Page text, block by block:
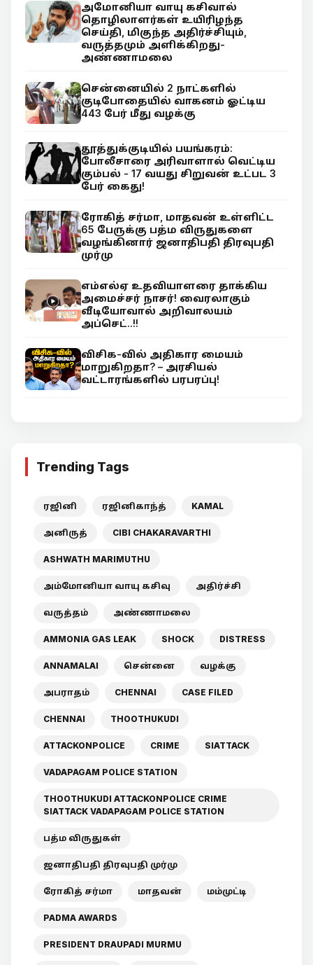
அமோனியா வாயு கசிவால்
தொழிலாளர்கள் உயிரிழந்த
செய்தி, மிகுந்த அதிர்ச்சியும்,
வருத்தமும் அளிக்கிறது-
அண்ணாமலை
சென்னையில் 2 நாட்களில்
குடிபோதையில் வாகனம் ஓட்டிய
443 பேர் மீது வழக்கு
தூத்துக்குடியில் பயங்கரம்:
போலீசாரை அரிவாளால் வெட்டிய
கும்பல் - 17 வயது சிறுவன் உட்பட 3
பேர் கைது!
ரோகித் சர்மா, மாதவன் உள்ளிட்ட
65 பேருக்கு பத்ம விருதுகளை
வழங்கினார் ஜனாதிபதி திரவுபதி
முர்மு
எம்எல்ஏ உதவியாளரை தாக்கிய
அமைச்சர் நாசர்! வைரலாகும்
வீடியோவால் அறிவாலயம்
அப்செட்..!!
விசிக-வில் அதிகார மையம்
மாறுகிறதா? – அரசியல்
வட்டாரங்களில் பரபரப்பு!
Trending Tags
ரஜினி ரஜினிகாந்த் KAMAL
அனிருத் CIBI CHAKARAVARTHI
ASHWATH MARIMUTHU
அம்மோனியா வாயு கசிவு அதிர்ச்சி
வருத்தம் அண்ணாமலை
AMMONIA GAS LEAK SHOCK DISTRESS
ANNAMALAI சென்னை வழக்கு
அபராதம் CHENNAI CASE FILED
CHENNAI THOOTHUKUDI
ATTACKONPOLICE CRIME SIATTACK
VADAPAGAM POLICE STATION
THOOTHUKUDI ATTACKONPOLICE CRIME
SIATTACK VADAPAGAM POLICE STATION
பத்ம விருதுகள்
ஜனாதிபதி திரவுபதி முர்மு
ரோகித் சர்மா மாதவன் மம்முட்டி
PADMA AWARDS
PRESIDENT DRAUPADI MURMU